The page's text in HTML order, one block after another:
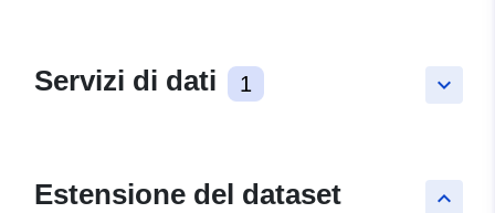
keyboard_arrow_down
Servizi di dati 1
keyboard_arrow_up
Estensione del dataset